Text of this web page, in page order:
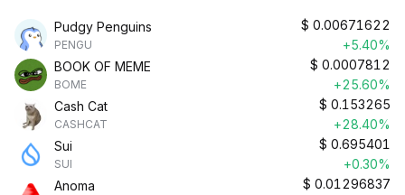
Pudgy Penguins
PENGU
$ 0.00671622
+5.40%
BOOK OF MEME
BOME
$ 0.0007812
+25.60%
Cash Cat
CASHCAT
$ 0.153265
+28.40%
Sui
SUI
$ 0.695401
+0.30%
Anoma
$ 0.01296837